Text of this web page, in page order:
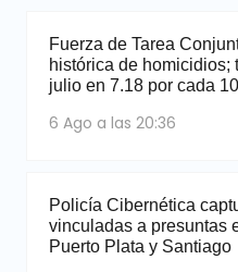
Fuerza de Tarea
histórica de homicidios;
julio en 7.18 por cada
6 Ago a las 20:36
Policía Cibernética
vinculadas a presuntas
Puerto Plata y Santiago